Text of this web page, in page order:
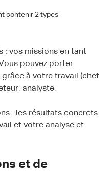
contenir 2 types
: vos missions en tant
pouvez porter
à votre travail (chef
analyste,
: les résultats concrets
et votre analyse et
et de